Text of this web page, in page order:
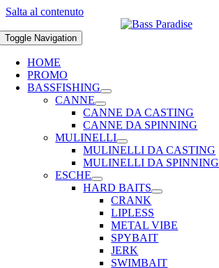
Salta al contenuto
Toggle Navigation
HOME
PROMO
BASSFISHING
CANNE
CANNE DA CASTING
CANNE DA SPINNING
MULINELLI
MULINELLI DA CASTING
MULINELLI DA SPINNING
ESCHE
HARD BAITS
CRANK
LIPLESS
METAL VIBE
SPYBAIT
JERK
SWIMBAIT